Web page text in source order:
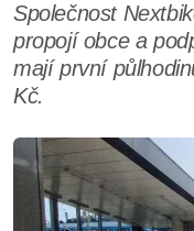
Společnost
propojí obce a
mají první
Kč.